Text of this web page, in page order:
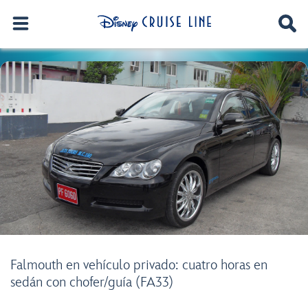
Falmouth en vehículo privado: cuatro horas en
sedán con chofer/guía (FA33)